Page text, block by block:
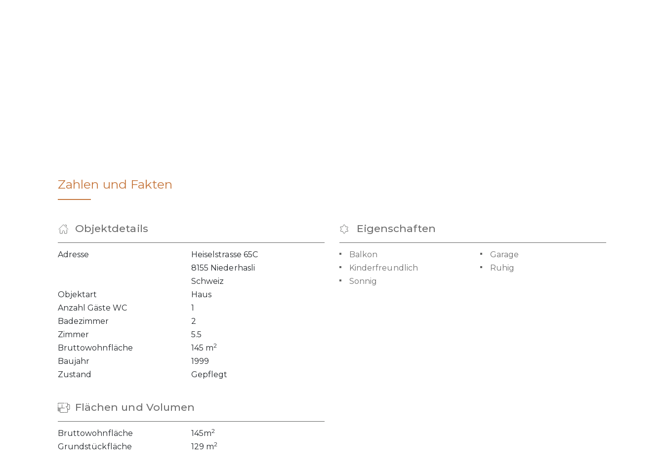
Zahlen und Fakten
Objektdetails
Adresse
Heiselstrasse 65C
8155 Niederhasli
Schweiz
Objektart
Haus
Anzahl Gäste WC
1
Badezimmer
2
Zimmer
5.5
Bruttowohnfläche
145 m2
Baujahr
1999
Zustand
Gepflegt
Flächen und Volumen
Bruttowohnfläche 145m2
Grundstückfläche 129 m2
Eigenschaften
Balkon
Garage
Kinderfreundlich
Ruhig
Sonnig